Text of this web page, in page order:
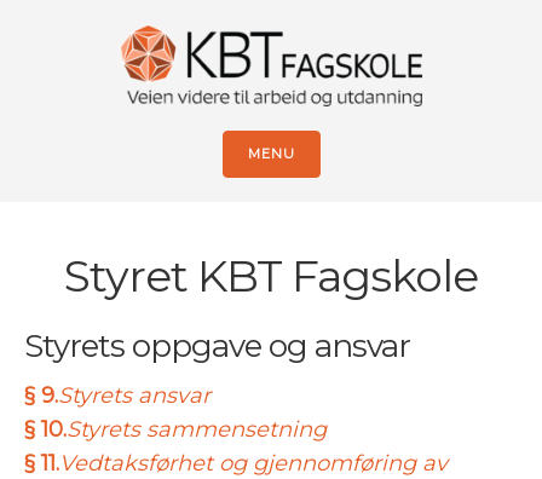
MENU
Styret KBT Fagskole
Styrets oppgave og ansvar
§ 9.Styrets ansvar
§ 10.Styrets sammensetning
§ 11.Vedtaksførhet og gjennomføring av